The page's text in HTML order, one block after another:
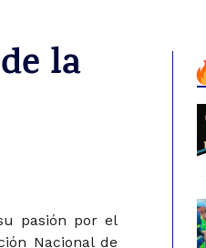
la
pasión por el
Nacional de